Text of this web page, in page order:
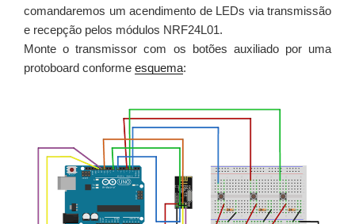
comandaremos um acendimento de LEDs via transmissão
e recepção pelos módulos NRF24L01.
Monte o transmissor com os botões auxiliado por uma
protoboard conforme esquema: